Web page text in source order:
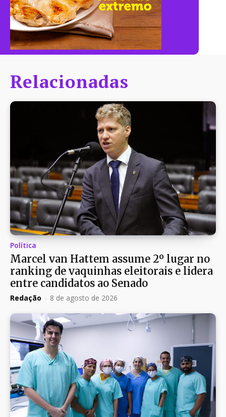
Relacionadas
Política
Marcel van Hattem assume 2º lugar no
ranking de vaquinhas eleitorais e lidera
entre candidatos ao Senado
Redação - 8 de agosto de 2026